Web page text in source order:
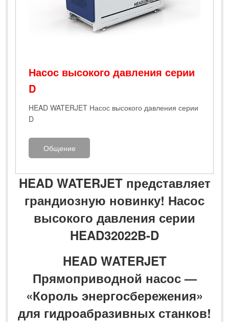
‌Насос высокого давления серии
D
H‌EAD WATERJET Насос высокого давления серии
D
Общение
HEAD WATERJET представляет
грандиозную новинку! Насос
высокого давления серии
HEAD32022B-D
HEAD WATERJET
Прямоприводной насос —
«Король энергосбережения»
для гидроабразивных станков!